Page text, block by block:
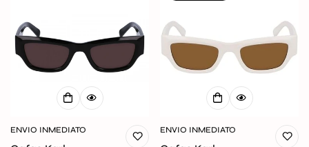
ENVIO INMEDIATO ENVIO INMEDIATO